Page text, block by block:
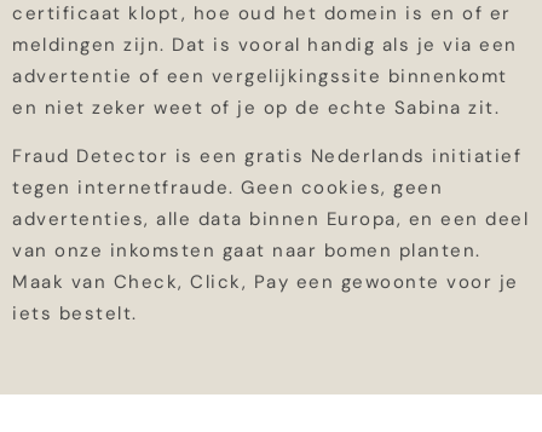
certificaat klopt, hoe oud het domein is en of er
meldingen zijn. Dat is vooral handig als je via een
advertentie of een vergelijkingssite binnenkomt
en niet zeker weet of je op de echte Sabina zit.
Fraud Detector is een gratis Nederlands initiatief
tegen internetfraude. Geen cookies, geen
advertenties, alle data binnen Europa, en een deel
van onze inkomsten gaat naar bomen planten.
Maak van Check, Click, Pay een gewoonte voor je
iets bestelt.